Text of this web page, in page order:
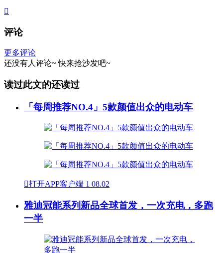

评论
更多评论
还没有人评论~ 快来抢沙发吧~
读过此文的还读过
「每周推荐NO.4」5款颜值出众的电动车
打开APP客户端 1 08.02
雅迪冠能系列新品全球首发，一次充电，多跑
一半